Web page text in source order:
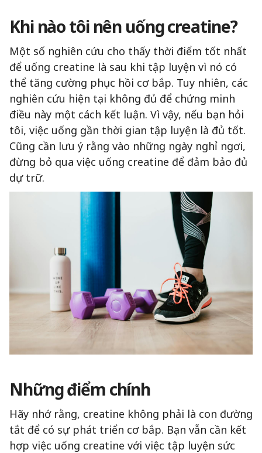
Khi nào tôi nên uống creatine?
Một số nghiên cứu cho thấy thời điểm tốt nhất
để uống creatine là sau khi tập luyện vì nó có
thể tăng cường phục hồi cơ bắp. Tuy nhiên, các
nghiên cứu hiện tại không đủ để chứng minh
điều này một cách kết luận. Vì vậy, nếu bạn hỏi
tôi, việc uống gần thời gian tập luyện là đủ tốt.
Cũng cần lưu ý rằng vào những ngày nghỉ ngơi,
đừng bỏ qua việc uống creatine để đảm bảo đủ
dự trữ.
Những điểm chính
Hãy nhớ rằng, creatine không phải là con đường
tắt để có sự phát triển cơ bắp. Bạn vẫn cần kết
hợp việc uống creatine với việc tập luyện sức